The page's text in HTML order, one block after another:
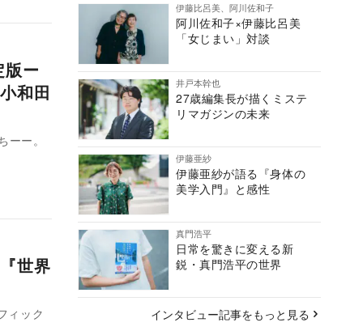
版ー
和田
ー。
世界
ィック
伊藤比呂美、阿川佐和子
阿川佐和子×伊藤比呂美
「女じまい」対談
井戸本幹也
27歳編集長が描くミステ
リマガジンの未来
伊藤亜紗
伊藤亜紗が語る『身体の
美学入門』と感性
真門浩平
日常を驚きに変える新
鋭・真門浩平の世界
インタビュー記事をもっと見る